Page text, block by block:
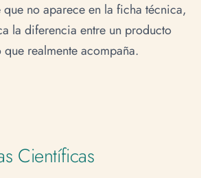
que no aparece en la ficha técnica,
la diferencia entre un producto
que realmente acompaña.
Científicas